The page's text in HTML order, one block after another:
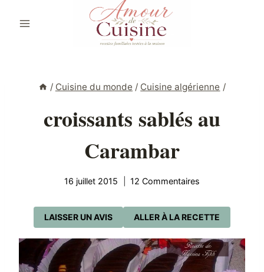
/ Cuisine du monde / Cuisine algérienne /
croissants sablés au
Carambar
16 juillet 2015 12 Commentaires
ALLER À LA RECETTE
LAISSER UN AVIS